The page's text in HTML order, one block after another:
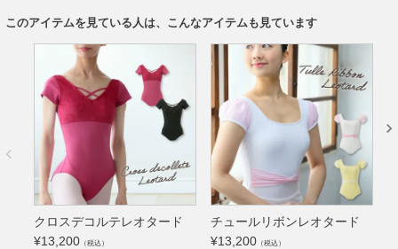
このアイテムを見ている人は、こんなアイテムも見ています
クロスデコルテレオタード
¥13,200 （税込）
チュールリボンレオタード
¥13,200 （税込）